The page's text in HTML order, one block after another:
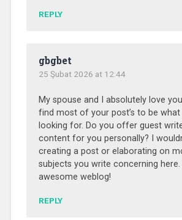
REPLY
gbgbet
25 Şubat 2026 at 12:44
My spouse and I absolutely love
find most of your post’s to be what
looking for. Do you offer guest
content for you personally? I
creating a post or elaborating on
subjects you write concerning here.
awesome weblog!
REPLY